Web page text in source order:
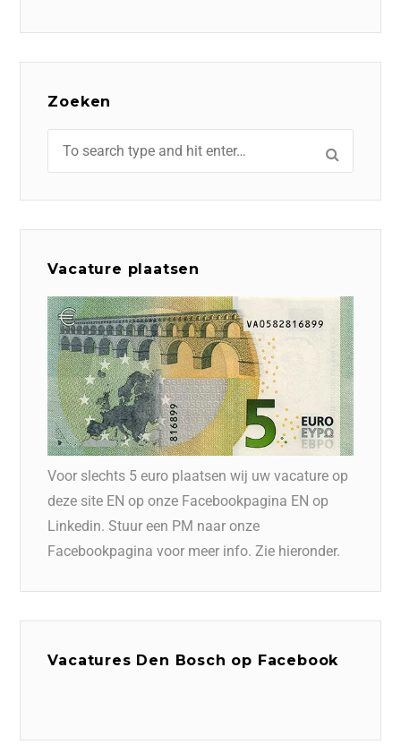
Zoeken
Vacature plaatsen
Voor slechts 5 euro plaatsen wij uw vacature op
deze site EN op onze Facebookpagina EN op
Linkedin. Stuur een PM naar onze
Facebookpagina voor meer info. Zie hieronder.
Vacatures Den Bosch op Facebook